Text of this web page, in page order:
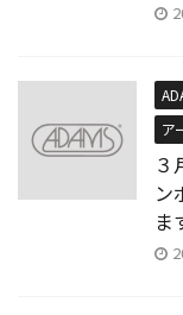
ア
３
ン
ま